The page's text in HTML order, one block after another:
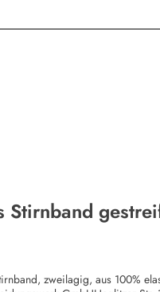
Stirnband
zweilagig, aus 100%